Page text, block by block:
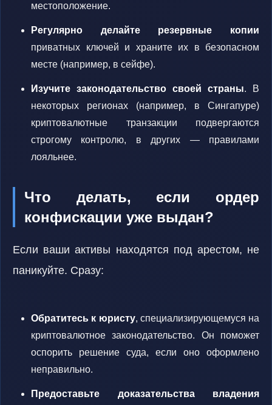
местоположение.
Регулярно делайте резервные копии
приватных ключей и храните их в безопасном
месте (например, в сейфе).
Изучите законодательство своей страны. В
некоторых регионах (например, в Сингапуре)
криптовалютные транзакции подвергаются
строгому контролю, в других — правилами
лояльнее.
Что делать, если ордер
конфискации уже выдан?
Если ваши активы находятся под арестом, не
паникуйте. Сразу:
Обратитесь к юристу, специализирующемуся на
криптовалютное законодательство. Он поможет
оспорить решение суда, если оно оформлено
неправильно.
Предоставьте доказательства владения